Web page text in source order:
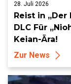
28. Juli 2026
Reist in
DLC Für
Keian-Ära!
Zur News